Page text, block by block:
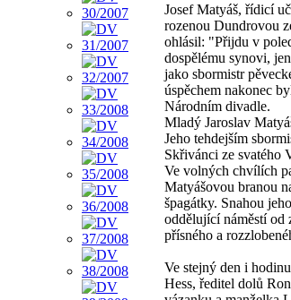
Josef Matyáš, řídicí
rozenou Dundrovou
ohlásil: "Přijdu v
dospělému synovi,
jako sbormistr
úspěchem nakonec
Národním divadle.
Mladý Jaroslav
Jeho tehdejším
Skřivánci ze svatého
Ve volných chvílích
Matyášovou branou
špagátky. Snahou
oddělující náměstí od
přísného a
Ve stejný den i
Hess, ředitel dolů